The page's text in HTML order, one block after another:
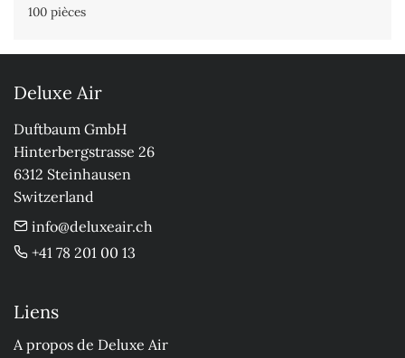
100 pièces
Deluxe Air
Duftbaum GmbH
Hinterbergstrasse 26
6312 Steinhausen
Switzerland
info@deluxeair.ch
+41 78 201 00 13
Liens
A propos de Deluxe Air